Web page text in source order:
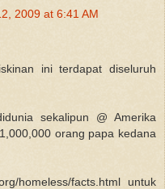
2009 at 6:41 AM
ini terdapat diseluruh
sekalipun @ Amerika
orang papa kedana
homeless/facts.html untuk